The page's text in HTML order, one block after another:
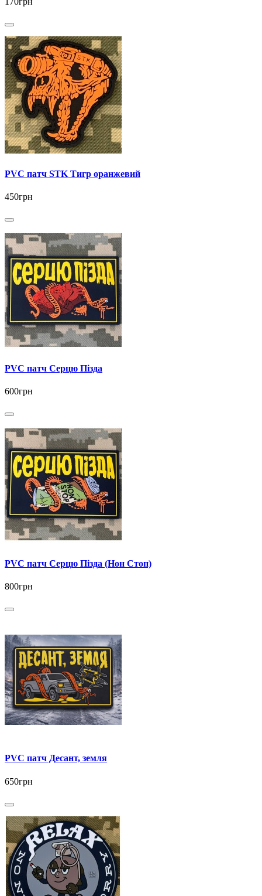
PVC патч STK Тигр оранжевий
450грн
PVC патч Серцю Пізда
600грн
PVC патч Серцю Пізда (Нон Стоп)
800грн
PVC патч Десант, земля
650грн